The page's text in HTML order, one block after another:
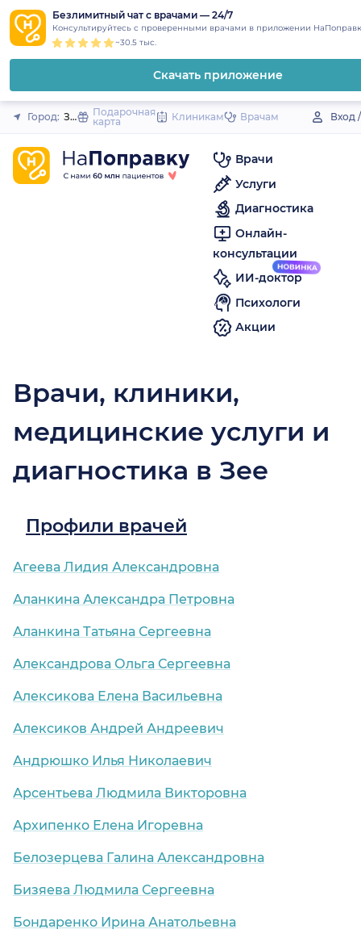
to
content
Безлимитный чат с врачами — 24/7
Консультируйтесь с проверенными врачами в приложении
~30.5 тыс.
Скачать приложение
Закрыть
Город: Зея
Подарочная
карта
Клиникам Врачам Вход
Врачи
Услуги
Диагностика
Онлайн-
консультации
ИИ-доктор
Психологи
Акции
Врачи, клиники,
медицинские услуги и
диагностика в Зее
Профили врачей
Агеева Лидия Александровна
Аланкина Александра Петровна
Аланкина Татьяна Сергеевна
Александрова Ольга Сергеевна
Алексикова Елена Васильевна
Алексиков Андрей Андреевич
Андрюшко Илья Николаевич
Арсентьева Людмила Викторовна
Архипенко Елена Игоревна
Белозерцева Галина Александровна
Бизяева Людмила Сергеевна
Бондаренко Ирина Анатольевна